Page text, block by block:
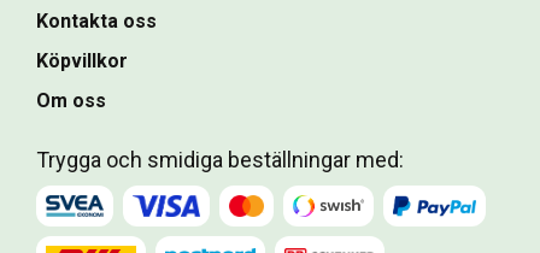
Kontakta oss
Köpvillkor
Om oss
Trygga och smidiga beställningar med: